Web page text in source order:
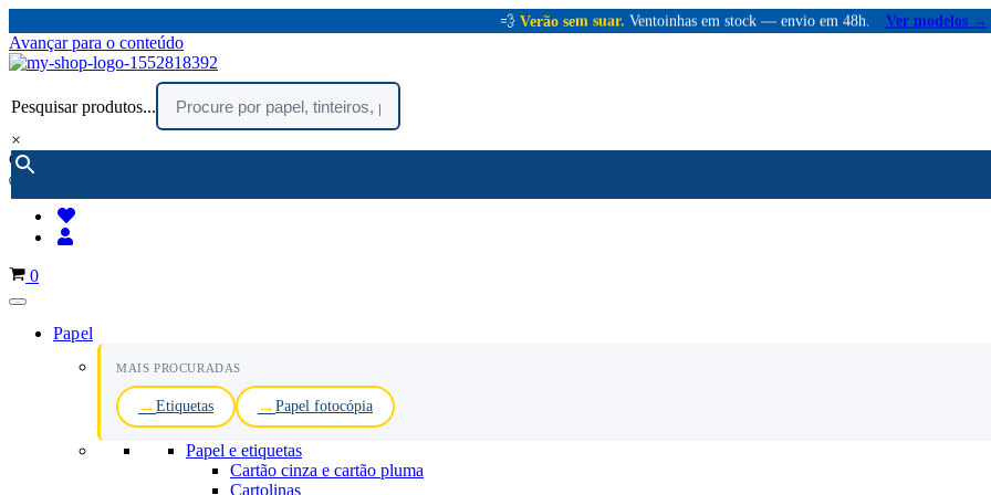
💨 Verão sem suar. Ventoinhas em stock — envio em 48h. Ver modelos →
Avançar para o conteúdo
Pesquisar produtos...
×
encomendar por telefone :
(chamada rede fixa nacional)
Carrinho
0
Papel
MAIS PROCURADAS
Etiquetas Papel fotocópia
Papel e etiquetas
Cartão cinza e cartão pluma
Cartolinas